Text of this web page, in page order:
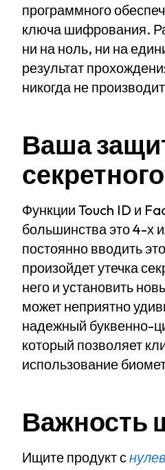
программного
ключа шифрования.
ни на ноль, ни на
результат
никогда не
Ваша
Функции Touch ID и
большинства это 4-х
постоянно вводить
произойдет утечка
него и установить
может неприятно
надежный буквенно-
который позволяет
использование
Важность
Ищите продукт с